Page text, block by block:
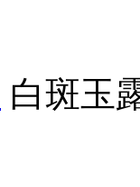
白斑玉